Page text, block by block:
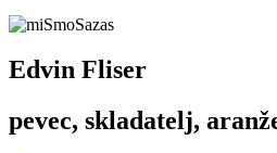
Edvin Fliser
pevec, skladatelj,